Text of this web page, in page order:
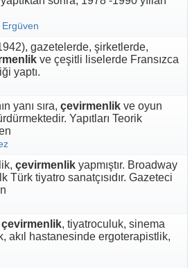
Ergüven
gazetelerde, şirketlerde,
ve çeşitli liselerde Fransızca
yaptı.
yanı sıra, çevirmenlik ve oyun
Yapıtları Teorik
çevirmenlik yapmıştır. Broadway
Türk tiyatro sanatçısıdır. Gazeteci
çevirmenlik, tiyatroculuk, sinema
akıl hastanesinde ergoterapistlik,